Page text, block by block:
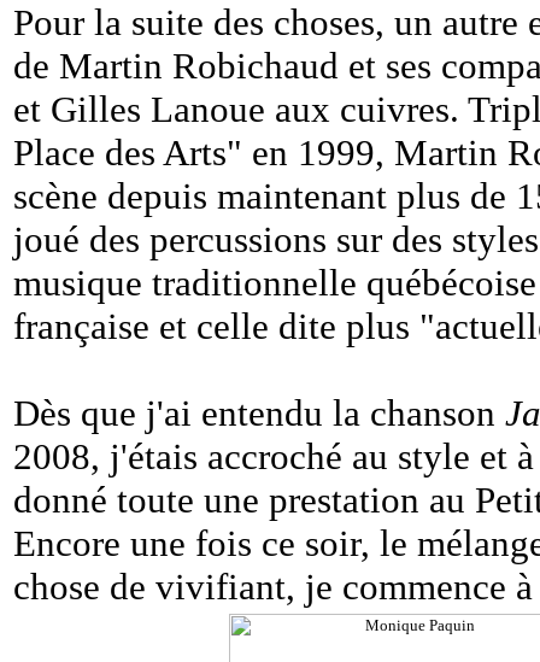
Pour la suite des choses, un
de Martin Robichaud et ses
et Gilles Lanoue aux cuivres.
Place des Arts" en 1999, Martin
scène depuis maintenant plus de
joué des percussions sur des
musique traditionnelle
française et celle dite plus
Dès que j'ai entendu la chanson
2008, j'étais accroché au style et
donné toute une prestation au
Encore une fois ce soir, le
chose de vivifiant, je commence